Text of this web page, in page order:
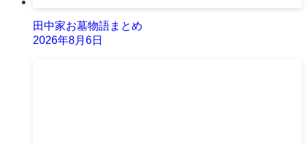
田中家お墓物語まとめ
2026年8月6日